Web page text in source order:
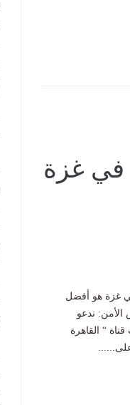
في غزة
غزة هو أفضل
الأمن: ندعو
“ القاهرة